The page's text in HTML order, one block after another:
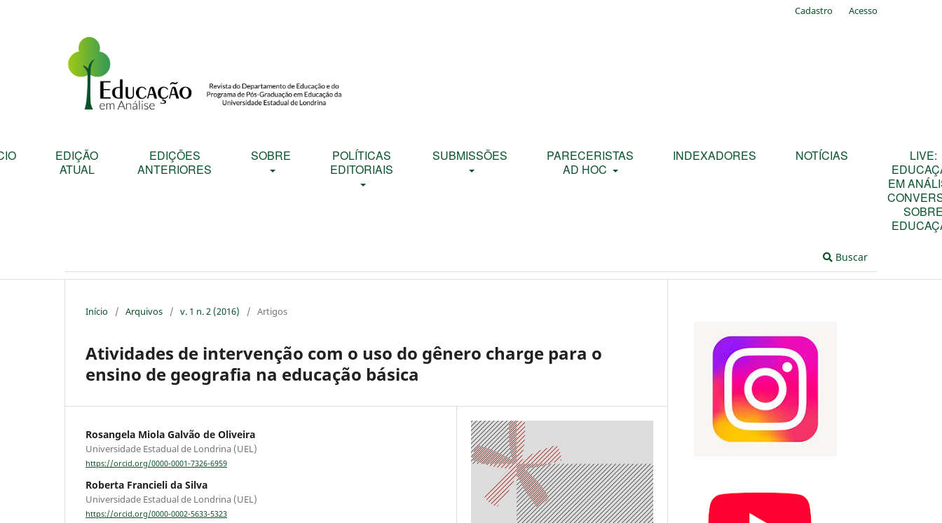
EDIÇÃO
ATUAL
EDIÇÕES
ANTERIORES
SOBRE
POLÍTICAS
EDITORIAIS
SUBMISSÕES
PARECERISTAS
AD HOC
INDEXADORES NOTÍCIAS
LIVE:
EM
Buscar
Cadastro Acesso
Início / Arquivos / v. 1 n. 2 (2016) / Artigos
Atividades de intervenção com o uso do gênero charge para o
ensino de geografia na educação básica
Rosangela Miola Galvão de Oliveira
Universidade Estadual de Londrina (UEL)
https://orcid.org/0000-0001-7326-6959
Roberta Francieli da Silva
Universidade Estadual de Londrina (UEL)
https://orcid.org/0000-0002-5633-5323